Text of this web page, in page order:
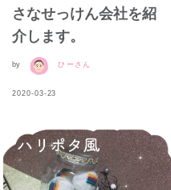
さなせっけん会社を紹
介します。
by ひーさん
2020-03-23